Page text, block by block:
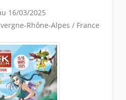
16/03/2025
Rhône-Alpes / France